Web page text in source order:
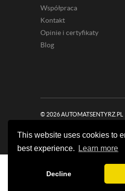
This website uses cookies to
best experience.
Learn more
Decline
Współpraca
Kontakt
Opinie i certyfikaty
Blog
© 2026 AUTOMATSENTYRZ.PL